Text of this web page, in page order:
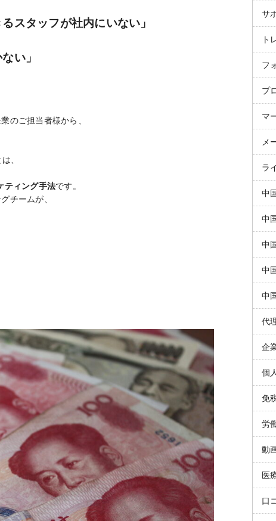
e
t
スタッフが社内にいない」
い」
のご担当者様から、
は、
ティング手法です。
チームが、
サ
ト
フ
プ
マ
メ
ラ
中
中
中
中
中
代
企
個
免
労
動
医
口